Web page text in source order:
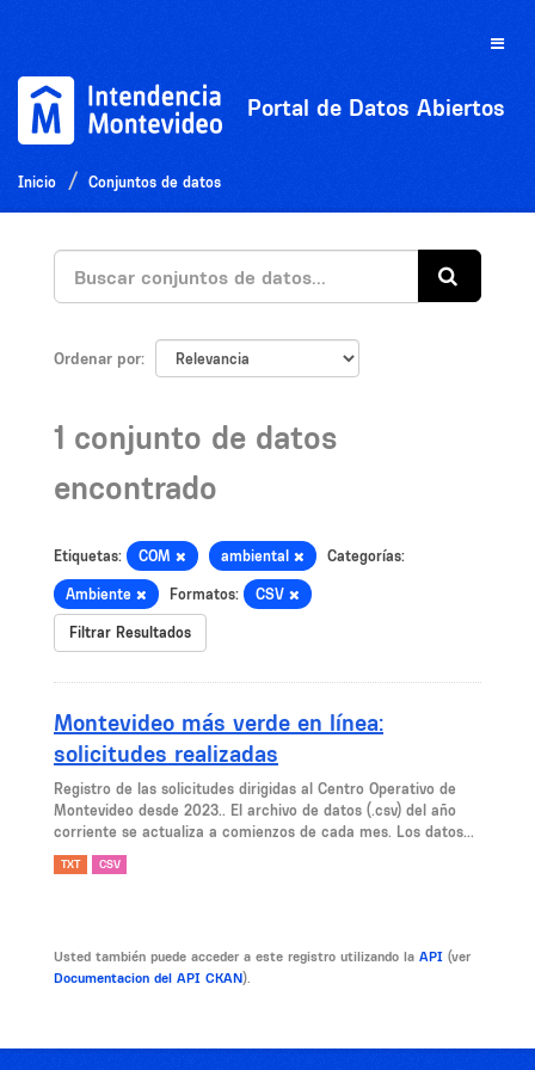
Toggle
Portal de Datos Abiertos
Inicio Conjuntos de datos
Ordenar por
1 conjunto de datos
encontrado
Etiquetas: COM ambiental Categorías:
Ambiente Formatos: CSV
Filtrar Resultados
Montevideo más verde en línea:
solicitudes realizadas
Registro de las solicitudes dirigidas al Centro Operativo de
Montevideo desde 2023.. El archivo de datos (.csv) del año
corriente se actualiza a comienzos de cada mes. Los datos...
TXT CSV
Usted también puede acceder a este registro utilizando la API (ver
Documentacion del API CKAN).